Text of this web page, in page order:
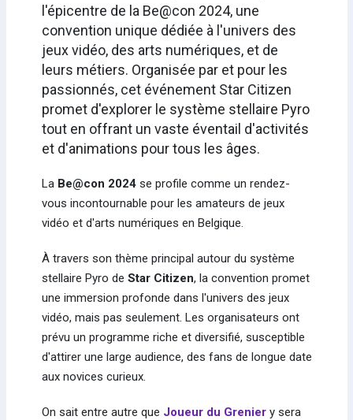
l'épicentre de la Be@con 2024, une
convention unique dédiée à l'univers des
jeux vidéo, des arts numériques, et de
leurs métiers. Organisée par et pour les
passionnés, cet événement Star Citizen
promet d'explorer le système stellaire Pyro
tout en offrant un vaste éventail d'activités
et d'animations pour tous les âges.
La Be@con 2024 se profile comme un rendez-
vous incontournable pour les amateurs de jeux
vidéo et d'arts numériques en Belgique.
À travers son thème principal autour du système
stellaire Pyro de Star Citizen, la convention promet
une immersion profonde dans l'univers des jeux
vidéo, mais pas seulement. Les organisateurs ont
prévu un programme riche et diversifié, susceptible
d'attirer une large audience, des fans de longue date
aux novices curieux.
On sait entre autre que Joueur du Greniery sera